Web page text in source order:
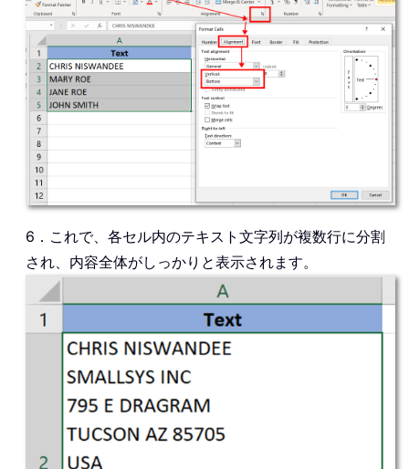
6．これで、各セル内のテキスト文字列が複数行に分割
され、内容全体がしっかりと表示されます。